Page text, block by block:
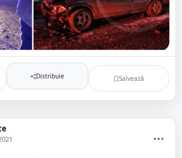
Distribuie Salvează